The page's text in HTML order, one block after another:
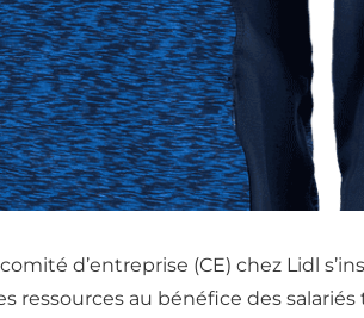
d’entreprise (CE) chez Lidl
ressources au bénéfice des